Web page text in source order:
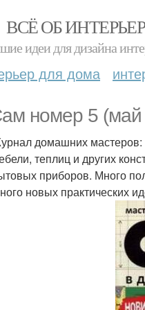
ВСЁ ОБ
идеи для дизайна
для дома
номер 5 (май
домашних мастеров:
теплиц и других
приборов. Много
новых практических